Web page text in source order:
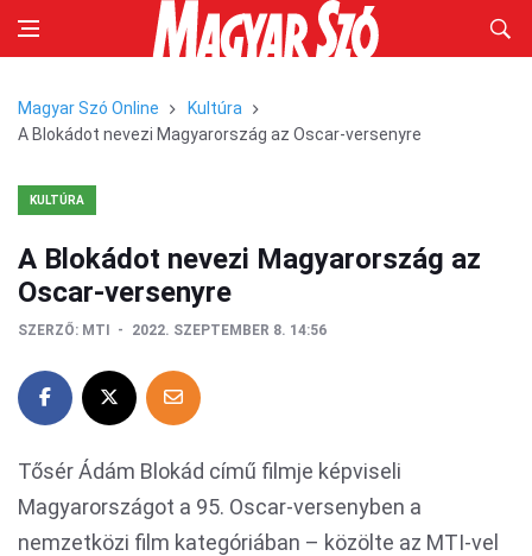
Magyar Szó Online
Kultúra
A Blokádot nevezi Magyarország az Oscar-versenyre
KULTÚRA
A Blokádot nevezi Magyarország az
Oscar-versenyre
SZERZŐ: MTI 2022. SZEPTEMBER 8. 14:56
Tősér Ádám Blokád című filmje képviseli
Magyarországot a 95. Oscar-versenyben a
nemzetközi film kategóriában – közölte az MTI-vel